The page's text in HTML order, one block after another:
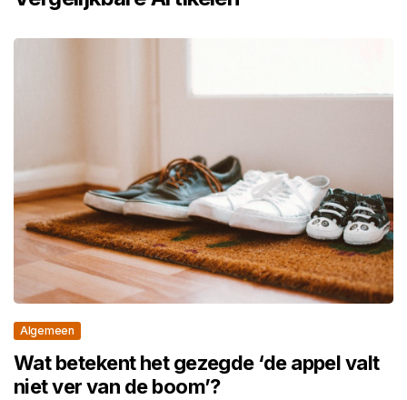
Algemeen
Wat betekent het gezegde ‘de appel valt
niet ver van de boom’?